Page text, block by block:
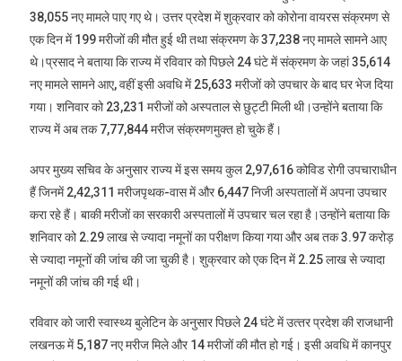
38,055 नए मामले पाए गए थे। उत्तर प्रदेश में शुक्रवार को कोरोना वायरस संक्रमण से
एक दिन में 199 मरीजों की मौत हुई थी तथा संक्रमण के 37,238 नए मामले सामने आए
थे।प्रसाद ने बताया कि राज्य में रविवार को पिछले 24 घंटे में संक्रमण के जहां 35,614
नए मामले सामने आए, वहीं इसी अवधि में 25,633 मरीजों को उपचार के बाद घर भेज दिया
गया। शनिवार को 23,231 मरीजों को अस्पताल से छुट्टी मिली थी।उन्होंने बताया कि
राज्य में अब तक 7,77,844 मरीज संक्रमणमुक्त हो चुके हैं।
अपर मुख्‍य सचिव के अनुसार राज्य में इस समय कुल 2,97,616 कोविड रोगी उपचाराधीन
हैं जिनमें 2,42,311 मरीजपृथक-वास में और 6,447 निजी अस्पतालों में अपना उपचार
करा रहे हैं। बाकी मरीजों का सरकारी अस्पतालों में उपचार चल रहा है।उन्होंने बताया कि
शनिवार को 2.29 लाख से ज्यादा नमूनों का परीक्षण किया गया और अब तक 3.97 करोड़
से ज्यादा नमूनों की जांच की जा चुकी है। शुक्रवार को एक दिन में 2.25 लाख से ज्यादा
नमूनों की जांच की गई थी।
रविवार को जारी स्वास्थ्य बुलेटिन के अनुसार पिछले 24 घंटे में उत्‍तर प्रदेश की राजधानी
लखनऊ में 5,187 नए मरीज मिले और 14 मरीजों की मौत हो गई। इसी अवधि में कानपुर